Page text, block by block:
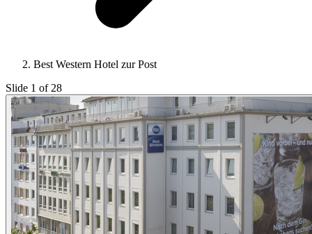
Best Western Hotel zur Post
Slide 1 of 28